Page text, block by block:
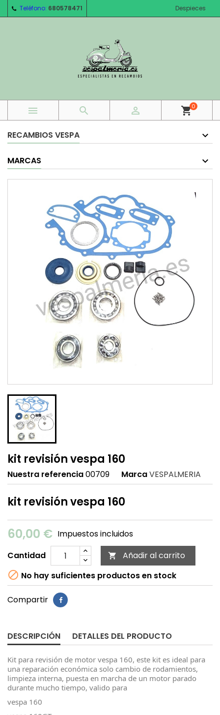
Teléfono: 680578471 Despieces
   shopping_cart0
RECAMBIOS VESPA
MARCAS
kit revisión vespa 160
Nuestra referencia00709 MarcaVESPALMERIA
kit revisión vespa 160
60,00 € Impuestos incluidos
Cantidad
 Añadir al carrito
 No hay suficientes productos en stock
Compartir
DESCRIPCIÓN DETALLES DEL PRODUCTO
Kit para revisión de motor vespa 160, este kit es ideal para
una reparación económica solo cambio de rodamientos,
limpieza interna, puesta en marcha de un motor parado
durante mucho tiempo, valido para
vespa 160